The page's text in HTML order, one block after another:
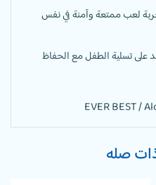
لعب ممتعة وآمنة في نفس
على تسلية الطفل مع الحفاظ
صله